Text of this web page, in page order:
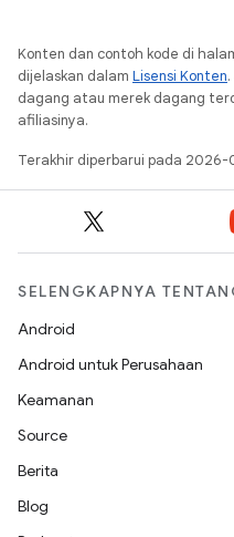
Konten dan contoh kode di
dijelaskan dalam Lisensi Konten
dagang atau merek dagang
afiliasinya.
Terakhir diperbarui pada 2026-
SELENGKAPNYA
Android
Android untuk Perusahaan
Keamanan
Source
Berita
Blog